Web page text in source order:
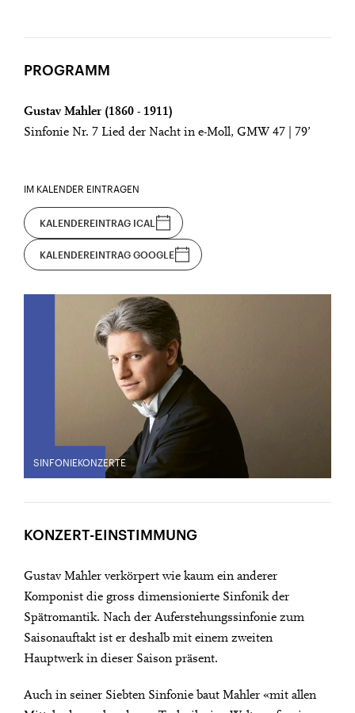
PROGRAMM
Gustav Mahler (1860 - 1911)
Sinfonie Nr. 7 Lied der Nacht in e-Moll, GMW 47 | 79’
IM KALENDER EINTRAGEN
KALENDEREINTRAG ICAL
KALENDEREINTRAG GOOGLE
SINFONIEKONZERTE
KONZERT-EINSTIMMUNG
Gustav Mahler verkörpert wie kaum ein anderer
Komponist die gross dimensionierte Sinfonik der
Spätromantik. Nach der Auferstehungssinfonie zum
Saisonauftakt ist er deshalb mit einem zweiten
Hauptwerk in dieser Saison präsent.
Auch in seiner Siebten Sinfonie baut Mahler «mit allen